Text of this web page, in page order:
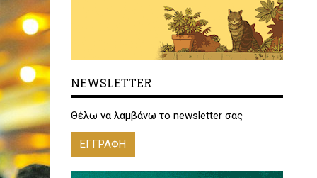
NEWSLETTER
Θέλω να λαμβάνω το newsletter σας
ΕΓΓΡΑΦΗ